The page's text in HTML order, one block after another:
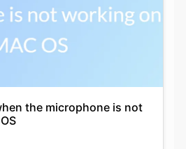
the microphone is not